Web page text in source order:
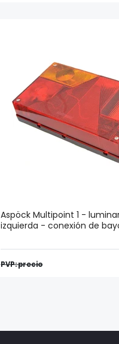
Aspöck Multipoint 1 -
izquierda - conexión de
PVP: precio